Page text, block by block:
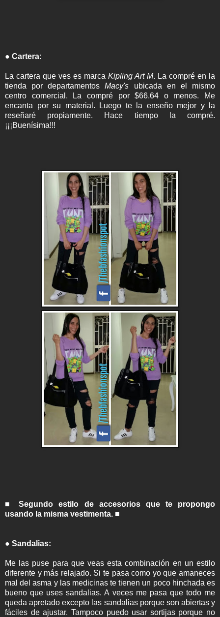
● Cartera:
La cartera que ves es marca Kipling Art M. La compré en la
tienda por departamentosMacy's ubicada en el mismo
centro comercial. La compré por $66.64 o menos. Me
encanta por su material. Luego te la enseño mejor y la
reseñaré propiamente. Hace tiempo la compré.
¡¡¡Buenísima!!!
■ Segundo estilo de accesorios que te propongo
usando la misma vestimenta. ■
● Sandalias:
Me las puse para que veas esta combinación en un estilo
diferente y más relajado. Si te pasa como yo que amaneces
mal del asma y las medicinas te tienen un poco hinchada es
bueno que uses sandalias. A veces me pasa que todo me
queda apretado excepto las sandalias porque son abiertas y
fáciles de ajustar. Tampoco puedo usar sortijas porque no